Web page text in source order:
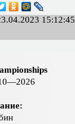
15:12:45